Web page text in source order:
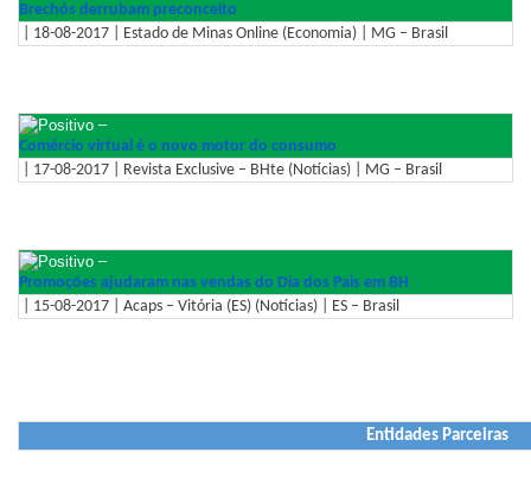
Brechós derrubam preconceito
| 18-08-2017 | Estado de Minas Online (Economia) | MG – Brasil
–
Comércio virtual é o novo motor do consumo
| 17-08-2017 | Revista Exclusive – BHte (Notícias) | MG – Brasil
–
Promoções ajudaram nas vendas do Dia dos Pais em BH
| 15-08-2017 | Acaps – Vitória (ES) (Notícias) | ES – Brasil
Entidades Parceiras